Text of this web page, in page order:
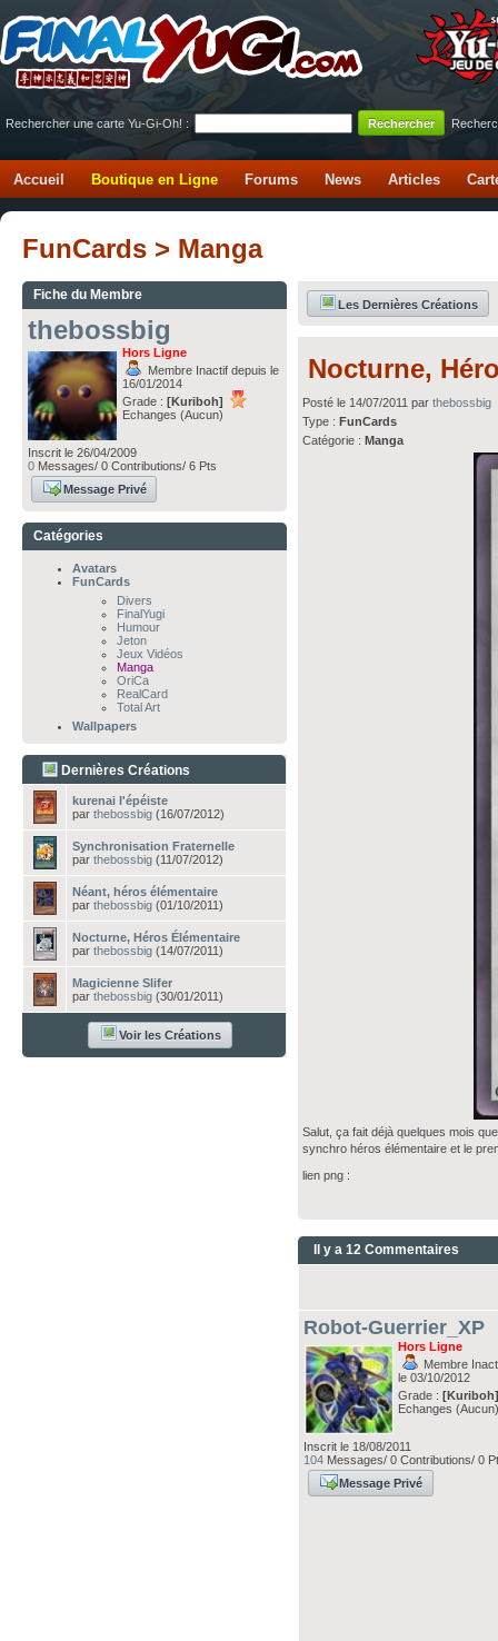
Rechercher une carte Yu-Gi-Oh! :
Accueil Boutique en Ligne Forums News Articles
FunCards > Manga
Fiche du Membre
thebossbig
Hors Ligne
Membre Inactif depuis le
16/01/2014
Grade : [Kuriboh]
Echanges (Aucun)
Inscrit le 26/04/2009
0 Messages/ 0 Contributions/ 6 Pts
Message Privé
Catégories
Avatars
FunCards
Divers
FinalYugi
Humour
Jeton
Jeux Vidéos
Manga
OriCa
RealCard
Total Art
Wallpapers
Dernières Créations
kurenai l'épéiste
par thebossbig (16/07/2012)
Synchronisation Fraternelle
par thebossbig (11/07/2012)
Néant, héros élémentaire
par thebossbig (01/10/2011)
Nocturne, Héros Élémentaire
par thebossbig (14/07/2011)
Magicienne Slifer
par thebossbig (30/01/2011)
Voir les Créations
Les Dernières Créations
Nocturne,
Posté le 14/07/2011 parthebossbig
Type :FunCards
Catégorie :Manga
Salut, ça fait déjà quelques mois
synchro héros élémentaire et le
lien png :
Il y a 12 Commentaires
Robot-Guerrier_XP
Hors Ligne
Membre
le 03/10/2012
Grade :
Echanges
Inscrit le 18/08/2011
104 Messages/ 0 Contributions/ 0
Message Privé